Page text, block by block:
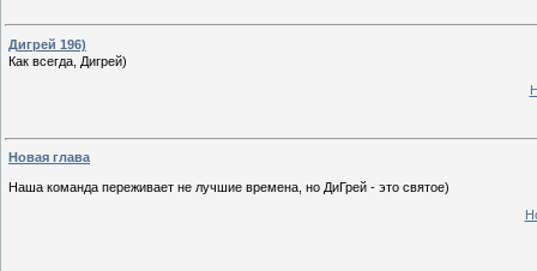
Дигрей 196)
Как всегда, Дигрей)
Новая глава
Наша команда переживает не лучшие времена, но ДиГрей - это святое)